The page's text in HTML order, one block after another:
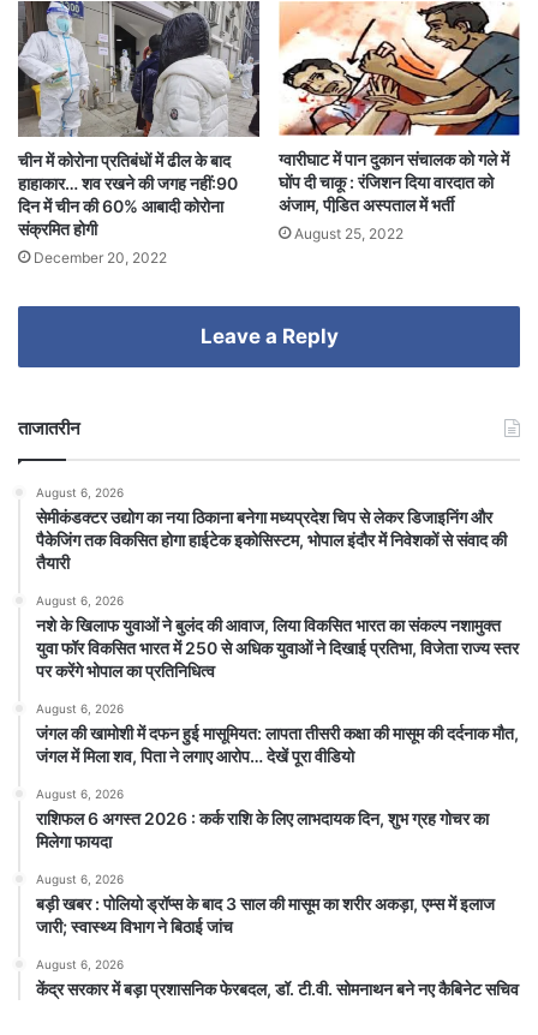
चीन में कोरोना प्रतिबंधों में ढील के बाद
हाहाकार… शव रखने की जगह नहीं:90
दिन में चीन की 60% आबादी कोरोना
संक्रमित होगी
December 20, 2022
ग्वारीघाट में पान दुकान संचालक को गले में
घोंप दी चाकू : रंजिशन दिया वारदात को
अंजाम, पीडि़त अस्पताल में भर्ती
August 25, 2022
Leave a Reply
ताजातरीन
August 6, 2026
सेमीकंडक्टर उद्योग का नया ठिकाना बनेगा मध्यप्रदेश चिप से लेकर डिजाइनिंग और
पैकेजिंग तक विकसित होगा हाईटेक इकोसिस्टम, भोपाल इंदौर में निवेशकों से संवाद की
तैयारी
August 6, 2026
नशे के खिलाफ युवाओं ने बुलंद की आवाज, लिया विकसित भारत का संकल्प नशामुक्त
युवा फॉर विकसित भारत में 250 से अधिक युवाओं ने दिखाई प्रतिभा, विजेता राज्य स्तर
पर करेंगे भोपाल का प्रतिनिधित्व
August 6, 2026
जंगल की खामोशी में दफन हुई मासूमियत: लापता तीसरी कक्षा की मासूम की दर्दनाक मौत,
जंगल में मिला शव, पिता ने लगाए आरोप… देखें पूरा वीडियो
August 6, 2026
राशिफल 6 अगस्त 2026 : कर्क राशि के लिए लाभदायक दिन, शुभ ग्रह गोचर का
मिलेगा फायदा
August 6, 2026
बड़ी खबर : पोलियो ड्रॉप्स के बाद 3 साल की मासूम का शरीर अकड़ा, एम्स में इलाज
जारी; स्वास्थ्य विभाग ने बिठाई जांच
August 6, 2026
केंद्र सरकार में बड़ा प्रशासनिक फेरबदल, डॉ. टी.वी. सोमनाथन बने नए कैबिनेट सचिव